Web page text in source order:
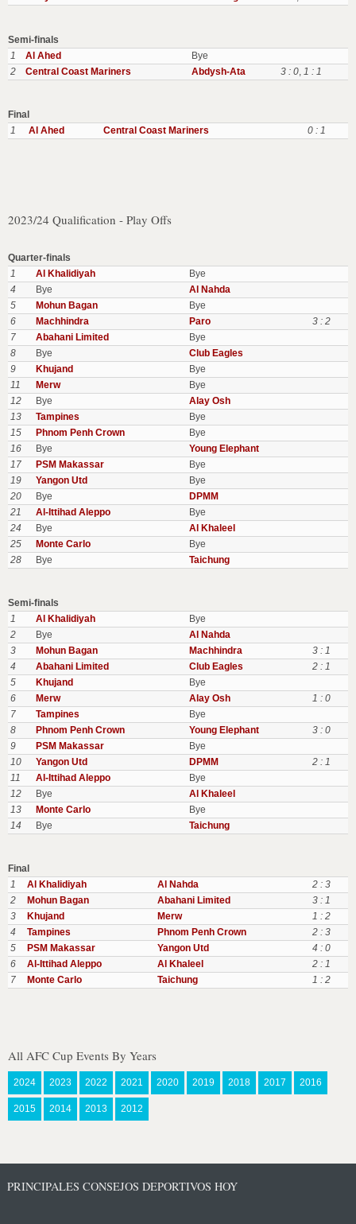
Semi-finals
1
Al Ahed
Bye
2
Central Coast Mariners Abdysh-Ata 3 : 0, 1 : 1
Final
1
Al Ahed Central Coast Mariners 0 : 1
2023/24 Qualification - Play Offs
Quarter-finals
1
Al Khalidiyah
Bye
4
Bye
Al Nahda
5
Mohun Bagan
Bye
6
Machhindra Paro
3 : 2
7
Abahani Limited
Bye
8
Bye
Club Eagles
9
Khujand
Bye
11
Merw
Bye
12
Bye
Alay Osh
13
Tampines
Bye
15
Phnom Penh Crown
Bye
16
Bye
Young Elephant
17
PSM Makassar
Bye
19
Yangon Utd
Bye
20
Bye
DPMM
21
Al-Ittihad Aleppo
Bye
24
Bye
Al Khaleel
25
Monte Carlo
Bye
28
Bye Taichung
Semi-finals
1
Al Khalidiyah
Bye
2
Bye
Al Nahda
3
Mohun Bagan Machhindra
3 : 1
4
Abahani Limited Club Eagles
2 : 1
5
Khujand
Bye
6
Merw Alay Osh
1 : 0
7
Tampines
Bye
8
Phnom Penh Crown Young Elephant
3 : 0
9
PSM Makassar
Bye
10
Yangon Utd DPMM
2 : 1
11
Al-Ittihad Aleppo
Bye
12
Bye
Al Khaleel
13
Monte Carlo
Bye
14
Bye Taichung
Final
1
Al Khalidiyah Al Nahda
2 : 3
2
Mohun Bagan Abahani Limited
3 : 1
3
Khujand Merw
1 : 2
4
Tampines Phnom Penh Crown
2 : 3
5
PSM Makassar Yangon Utd
4 : 0
6
Al-Ittihad Aleppo Al Khaleel
2 : 1
7
Monte Carlo Taichung 1 : 2
All AFC Cup Events By Years
2024 2023 2022 2021 2020 2019 2018 2017 2016
2015 2014 2013 2012
PRINCIPALES CONSEJOS DEPORTIVOS HOY